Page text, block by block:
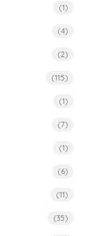
(1)
(4)
(2)
(115)
(1)
(7)
(1)
(6)
(11)
(35)